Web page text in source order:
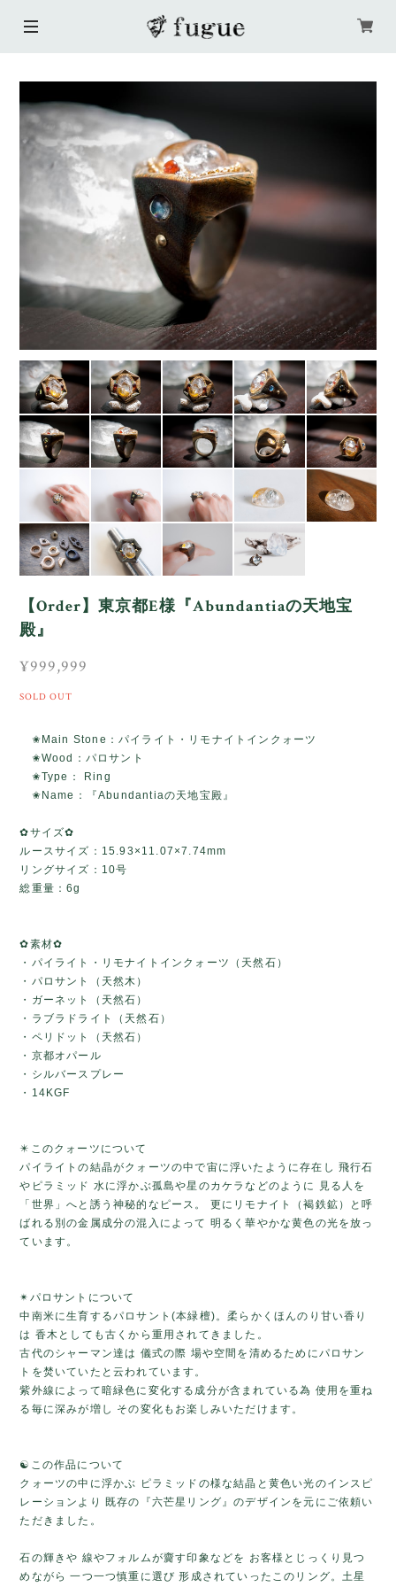
【Order】東京都E様『Abundantiaの天地宝
殿』
¥999,999
SOLD OUT
✬Main Stone：パイライト・リモナイトインクォーツ
✬Wood：パロサント
✬Type： Ring
✬Name：『Abundantiaの天地宝殿』
✿サイズ✿
ルースサイズ：15.93×11.07×7.74mm
リングサイズ：10号
総重量：6g
✿素材✿
・パイライト・リモナイトインクォーツ（天然石）
・パロサント（天然木）
・ガーネット（天然石）
・ラブラドライト（天然石）
・ペリドット（天然石）
・京都オパール
・シルバースプレー
・14KGF
✴️このクォーツについて
パイライトの結晶がクォーツの中で宙に浮いたように存在し 飛行石
やピラミッド 水に浮かぶ孤島や星のカケラなどのように 見る人を
「世界」へと誘う神秘的なピース。 更にリモナイト（褐鉄鉱）と呼
ばれる別の金属成分の混入によって 明るく華やかな黄色の光を放っ
ています。
✴パロサントについて
中南米に生育するパロサント(本緑檀)。柔らかくほんのり甘い香り
は 香木としても古くから重用されてきました。
古代のシャーマン達は 儀式の際 場や空間を清めるためにパロサン
トを焚いていたと云われています。
紫外線によって暗緑色に変化する成分が含まれている為 使用を重ね
る毎に深みが増し その変化もお楽しみいただけます。
☯️この作品について
クォーツの中に浮かぶ ピラミッドの様な結晶と黄色い光のインスピ
レーションより 既存の『六芒星リング』のデザインを元にご依頼い
ただきました。
石の輝きや 線やフォルムが齎す印象などを お客様とじっくり見つ
めながら 一つ一つ慎重に選び 形成されていったこのリング。土星